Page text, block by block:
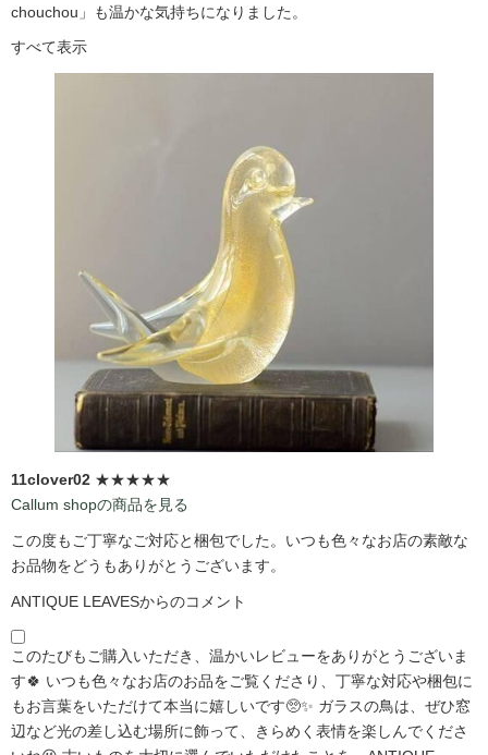
chouchou」も温かな気持ちになりました。
すべて表示
11clover02 ★★★★★
Callum shopの商品を見る
この度もご丁寧なご対応と梱包でした。いつも色々なお店の素敵な
お品物をどうもありがとうございます。
ANTIQUE LEAVESからのコメント
このたびもご購入いただき、温かいレビューをありがとうございま
す🍀 いつも色々なお店のお品をご覧くださり、丁寧な対応や梱包に
もお言葉をいただけて本当に嬉しいです🥺✨ ガラスの鳥は、ぜひ窓
辺など光の差し込む場所に飾って、きらめく表情を楽しんでくださ